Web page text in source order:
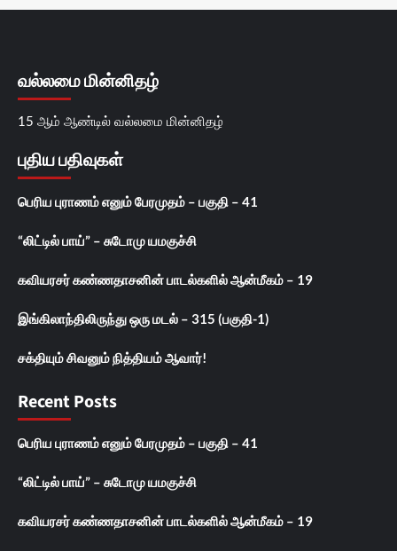
வல்லமை மின்னிதழ்
15 ஆம் ஆண்டில் வல்லமை மின்னிதழ்
புதிய பதிவுகள்
பெரிய புராணம் எனும் பேரமுதம் – பகுதி – 41
“லிட்டில் பாய்” – சுடோமு யமகுச்சி
கவியரசர் கண்ணதாசனின் பாடல்களில் ஆன்மீகம் – 19
இங்கிலாந்திலிருந்து ஒரு மடல் – 315 (பகுதி-1)
சக்தியும் சிவனும் நித்தியம் ஆவார்!
Recent Posts
பெரிய புராணம் எனும் பேரமுதம் – பகுதி – 41
“லிட்டில் பாய்” – சுடோமு யமகுச்சி
கவியரசர் கண்ணதாசனின் பாடல்களில் ஆன்மீகம் – 19